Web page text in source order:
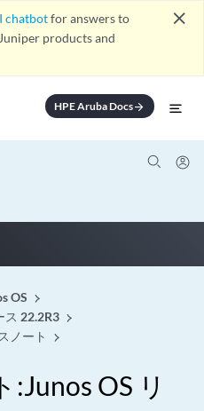
chatbotfor answers to
products and
close
HPE Aruba Docsarrow_forward
OS
ス 22.2R3
ノート
:Junos OS リ